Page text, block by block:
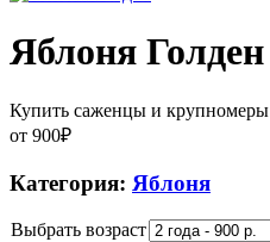
Яблоня Голден
Купить саженцы и крупномеры
от 900₽
Категория: Яблоня
Выбрать возраст